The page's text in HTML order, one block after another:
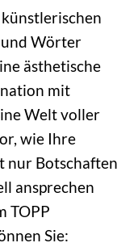
und Wörter
ästhetische
mit
Welt voller
wie Ihre
nur Botschaften
ansprechen
TOPP
Sie: